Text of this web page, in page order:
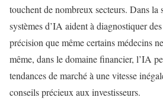
touchent de nombreux secteurs. Dans la
systèmes d’IA aident à diagnostiquer
précision que même certains médecins
même, dans le domaine financier, l’IA
tendances de marché à une vitesse
conseils précieux aux investisseurs.